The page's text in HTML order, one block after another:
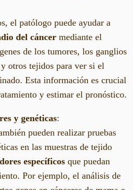
el patólogo puede ayudar a
del cáncer mediante el
de los tumores, los ganglios
otros tejidos para ver si el
Esta información es crucial
y estimar el pronóstico.
y genéticas:
pueden realizar pruebas
en las muestras de tejido
específicos que puedan
Por ejemplo, el análisis de